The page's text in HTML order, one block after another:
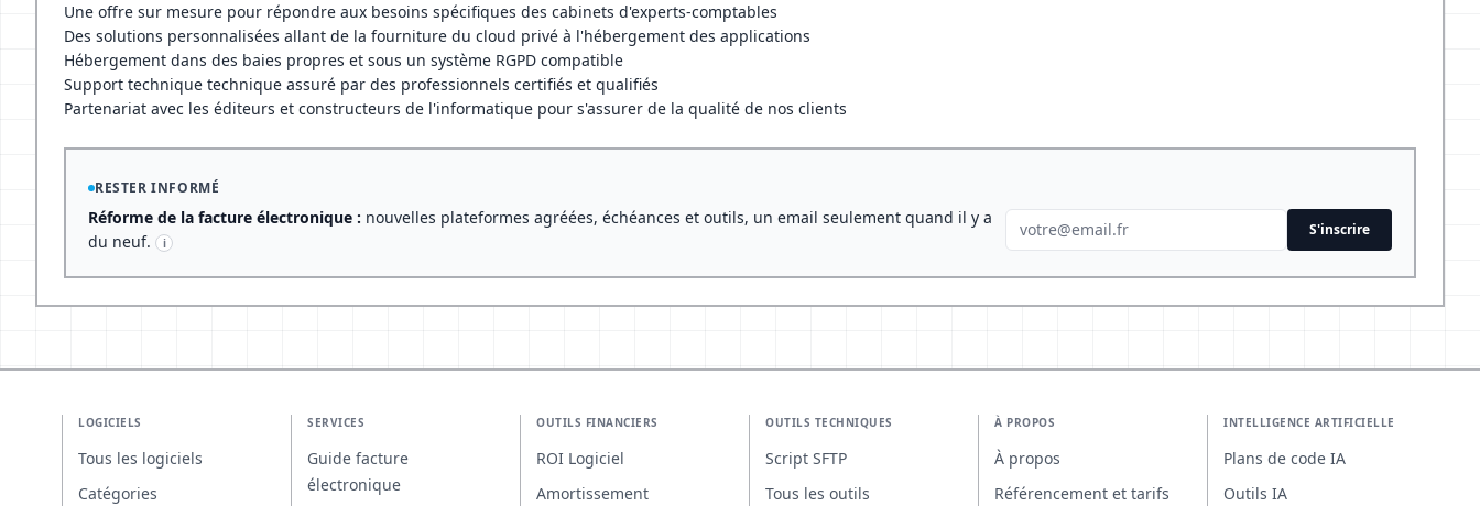
Une offre sur mesure pour répondre aux besoins spécifiques des cabinets d'experts-comptables
Des solutions personnalisées allant de la fourniture du cloud privé à l'hébergement des applications
Hébergement dans des baies propres et sous un système RGPD compatible
Support technique technique assuré par des professionnels certifiés et qualifiés
Partenariat avec les éditeurs et constructeurs de l'informatique pour s'assurer de la qualité de nos clients
RESTER INFORMÉ
Réforme de la facture électronique : nouvelles plateformes agréées, échéances et outils, un email seulement quand il y a
du neuf.
i
S'inscrire
LOGICIELS
Tous les logiciels
Catégories
SERVICES
Guide facture
électronique
OUTILS FINANCIERS
ROI Logiciel
Amortissement
OUTILS TECHNIQUES
Script SFTP
Tous les outils
À PROPOS
À propos
Référencement et tarifs
INTELLIGENCE ARTIFICIELLE
Plans de code IA
Outils IA